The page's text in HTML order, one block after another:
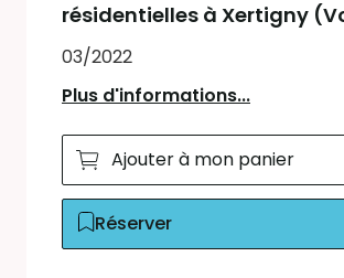
résidentielles à Xertigny
03/2022
Plus d'informations...
Ajouter à mon panier
Réserver